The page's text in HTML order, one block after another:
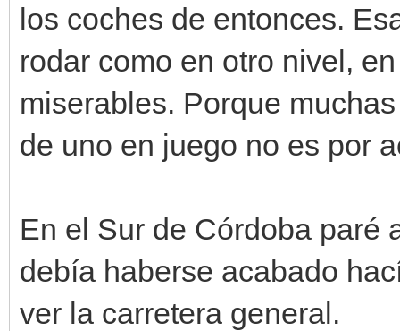
los coches de entonces.
rodar como en otro nivel,
miserables. Porque
de uno en juego no es por
En el Sur de Córdoba paré
debía haberse acabado
ver la carretera general.